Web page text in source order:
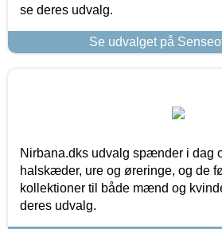
se deres udvalg.
Se udvalget på
Nirbana.dks udvalg spænder i dag
halskæder, ure og øreringe, og de
kollektioner til både mænd og
deres udvalg.